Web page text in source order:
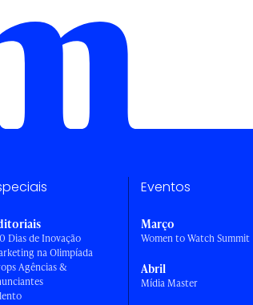
Dias de Inovação
na Olimpíada
Agências &
Eventos
Março
Women to Watch Summit
Abril
Mídia Master